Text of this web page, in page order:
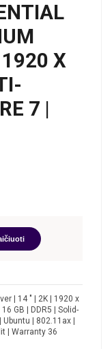
1920 X
7 |
| 14 " | 2K | 1920 x
GB | DDR5 | Solid-
| 802.11ax |
| Warranty 36